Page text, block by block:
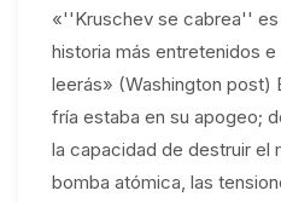
«''Kruschev se cabrea'' es
historia más entretenidos
leerás» (Washington post)
fría estaba en su apogeo;
la capacidad de destruir el
bomba atómica, las